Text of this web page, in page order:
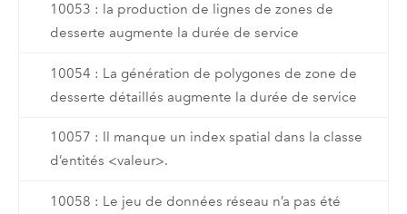
10053 : la production de lignes de zones de
desserte augmente la durée de service
10054 : La génération de polygones de zone de
desserte détaillés augmente la durée de service
10057 : Il manque un index spatial dans la classe
d’entités <valeur>.
10058 : Le jeu de données réseau n’a pas été